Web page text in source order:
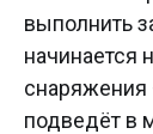
выполнить
начинается
снаряжения
подведёт в